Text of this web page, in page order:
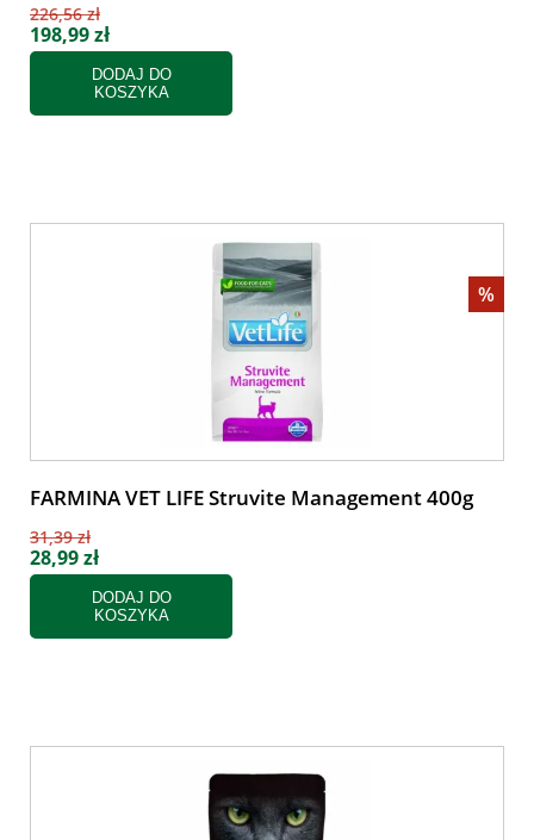
226,56 zł
198,99 zł
DODAJ DO
KOSZYKA
%
FARMINA VET LIFE Struvite Management 400g
31,39 zł
28,99 zł
DODAJ DO
KOSZYKA